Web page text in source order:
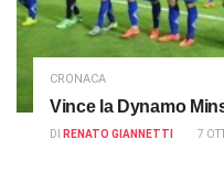
CRONACA
Vince la Dynamo
DI RENATO GIANNETTI 7